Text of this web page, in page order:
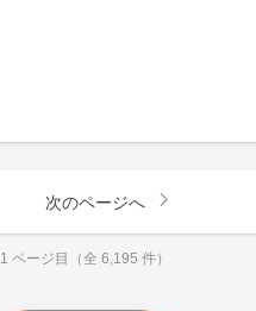
次のページへ
1 ページ目（全 6,195 件）